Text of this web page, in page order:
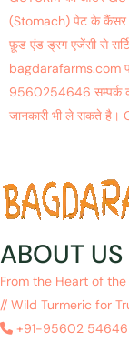
(Stomach) पेट के कैंसर के
फ़ूड एंड ड्रग एजेंसी से
bagdarafarms.com
9560254646 सम्पर्क
जानकारी भी ले सकते
ABOUT US
From the Heart of
// Wild Turmeric for
+91-95602 54646